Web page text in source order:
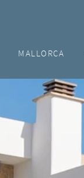
MALLORCA